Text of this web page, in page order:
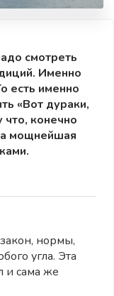
смотреть
Именно
есть именно
«Вот дураки,
конечно
мощнейшая
нормы,
угла. Эта
и сама же